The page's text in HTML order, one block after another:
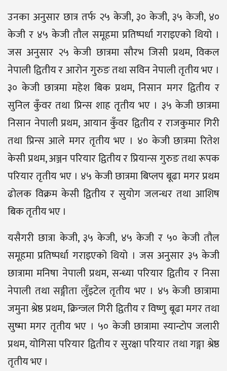
उनका अनुसार छात्र तर्फ २५ केजी, ३० केजी, ३५ केजी, ४०
केजी र ४५ केजी तौल समूहमा प्रतिष्पर्धा गराइएको थियो ।
जस अनुसार २५ केजी छात्रमा सौरभ जिसी प्रथम, विकल
नेपाली द्वितीय र आरोन गुरुङ तथा सविन नेपाली तृतीय भए ।
३० केजी छात्रमा महेश बिक प्रथम, निसान मगर द्वितीय र
सुनिल कुँवर तथा प्रिन्स शाह तृतीय भए । ३५ केजी छात्रमा
निसान नेपाली प्रथम, आयान कुँवर द्वितीय र राजकुमार गिरी
तथा प्रिन्स आले मगर तृतीय भए । ४० केजी छात्रमा रितेश
केसी प्रथम, अञ्जन परियार द्वितीय र प्रियान्स गुरुङ तथा रूपक
परियार तृतीय भए । ४५ केजी छात्रमा बिप्लप बूढा मगर प्रथम
ढोलक विक्रम केसी द्वितीय र सुयोग जलन्धर तथा आशिष
बिक तृतीय भए ।
यसैगरी छात्रा केजी, ३५ केजी, ४५ केजी र ५० केजी तौल
समूहमा प्रतिष्पर्धा गराइएको थियो । जस अनुसार ३५ केजी
छात्रामा मनिषा नेपाली प्रथम, सन्ध्या परियार द्वितीय र निसा
नेपाली तथा सङ्गीता लुँइटेल तृतीय भए । ४५ केजी छात्रामा
जमुना श्रेष्ठ प्रथम, क्रिन्जल गिरी द्वितीय र विष्णु बूढा मगर तथा
सुष्मा मगर तृतीय भए । ५० केजी छात्रामा स्यान्टोप जलारी
प्रथम, योगिसा परियार द्वितीय र सुरक्षा परियार तथा गङ्गा श्रेष्ठ
तृतीय भए ।